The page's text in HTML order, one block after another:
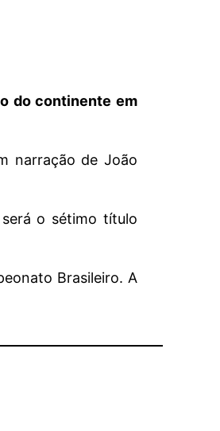
do continente em
narração de João
o sétimo título
Brasileiro. A